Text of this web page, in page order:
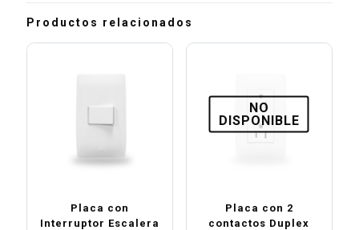
Productos relacionados
Placa con
Interruptor Escalera
NO
DISPONIBLE
Placa con 2
contactos Duplex